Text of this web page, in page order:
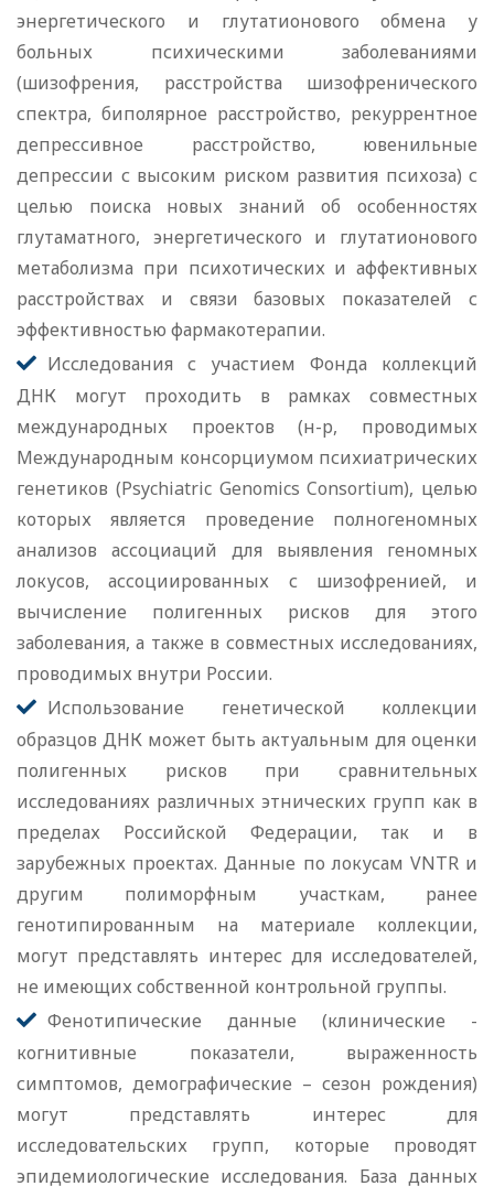
энергетического и глутатионового обмена у
больных психическими заболеваниями
(шизофрения, расстройства шизофренического
спектра, биполярное расстройство, рекуррентное
депрессивное расстройство, ювенильные
депрессии с высоким риском развития психоза) с
целью поиска новых знаний об особенностях
глутаматного, энергетического и глутатионового
метаболизма при психотических и аффективных
расстройствах и связи базовых показателей с
эффективностью фармакотерапии.
Исследования с участием Фонда коллекций
ДНК могут проходить в рамках совместных
международных проектов (н-р, проводимых
Международным консорциумом психиатрических
генетиков (Psychiatric Genomics Consortium), целью
которых является проведение полногеномных
анализов ассоциаций для выявления геномных
локусов, ассоциированных с шизофренией, и
вычисление полигенных рисков для этого
заболевания, а также в совместных исследованиях,
проводимых внутри России.
Использование генетической коллекции
образцов ДНК может быть актуальным для оценки
полигенных рисков при сравнительных
исследованиях различных этнических групп как в
пределах Российской Федерации, так и в
зарубежных проектах. Данные по локусам VNTR и
другим полиморфным участкам, ранее
генотипированным на материале коллекции,
могут представлять интерес для исследователей,
не имеющих собственной контрольной группы.
Фенотипические данные (клинические -
когнитивные показатели, выраженность
симптомов, демографические – сезон рождения)
могут представлять интерес для
исследовательских групп, которые проводят
эпидемиологические исследования. База данных